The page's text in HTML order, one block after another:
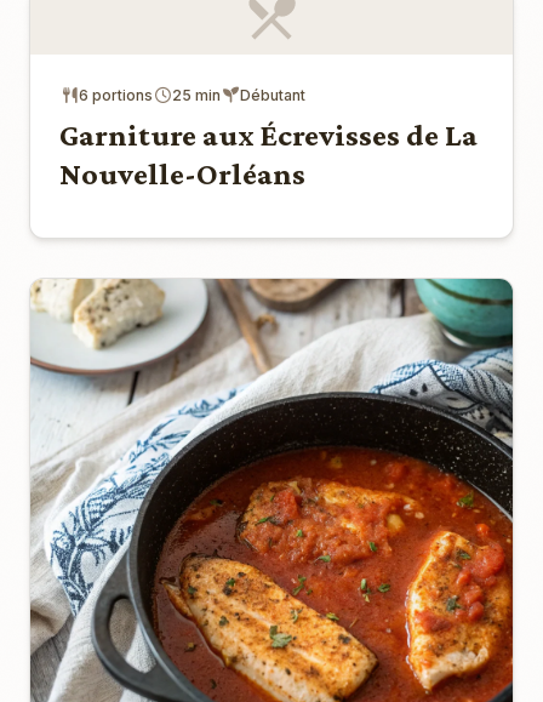
6 portions 25 min Débutant
Garniture aux Écrevisses de La
Nouvelle-Orléans